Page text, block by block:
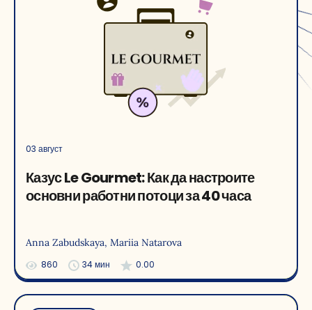
03 август
Казус Le Gourmet: Как да настроите
основни работни потоци за 40 часа
Anna Zabudskaya, Mariia Natarova
860 34 мин 0.00